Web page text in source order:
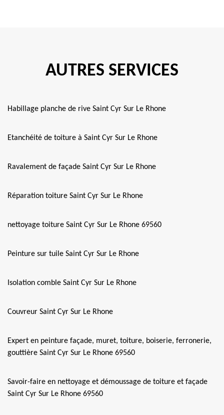
AUTRES SERVICES
Habillage planche de rive Saint Cyr Sur Le Rhone
Etanchéité de toiture à Saint Cyr Sur Le Rhone
Ravalement de façade Saint Cyr Sur Le Rhone
Réparation toiture Saint Cyr Sur Le Rhone
nettoyage toiture Saint Cyr Sur Le Rhone 69560
Peinture sur tuile Saint Cyr Sur Le Rhone
Isolation comble Saint Cyr Sur Le Rhone
Couvreur Saint Cyr Sur Le Rhone
Expert en peinture façade, muret, toiture, boiserie, ferronerie,
gouttière Saint Cyr Sur Le Rhone 69560
Savoir-faire en nettoyage et démoussage de toiture et façade
Saint Cyr Sur Le Rhone 69560